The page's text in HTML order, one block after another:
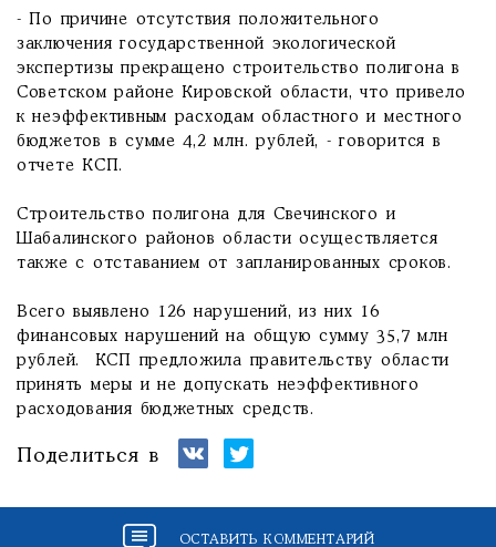
- По причине отсутствия положительного
заключения государственной экологической
экспертизы прекращено строительство полигона в
Советском районе Кировской области, что привело
к неэффективным расходам областного и местного
бюджетов в сумме 4,2 млн. рублей, - говорится в
отчете КСП.
Строительство полигона для Свечинского и
Шабалинского районов области осуществляется
также с отставанием от запланированных сроков.
Всего выявлено 126 нарушений, из них 16
финансовых нарушений на общую сумму 35,7 млн
рублей. КСП предложила правительству области
принять меры и не допускать неэффективного
расходования бюджетных средств.
Поделиться в
ОСТАВИТЬ КОММЕНТАРИЙ